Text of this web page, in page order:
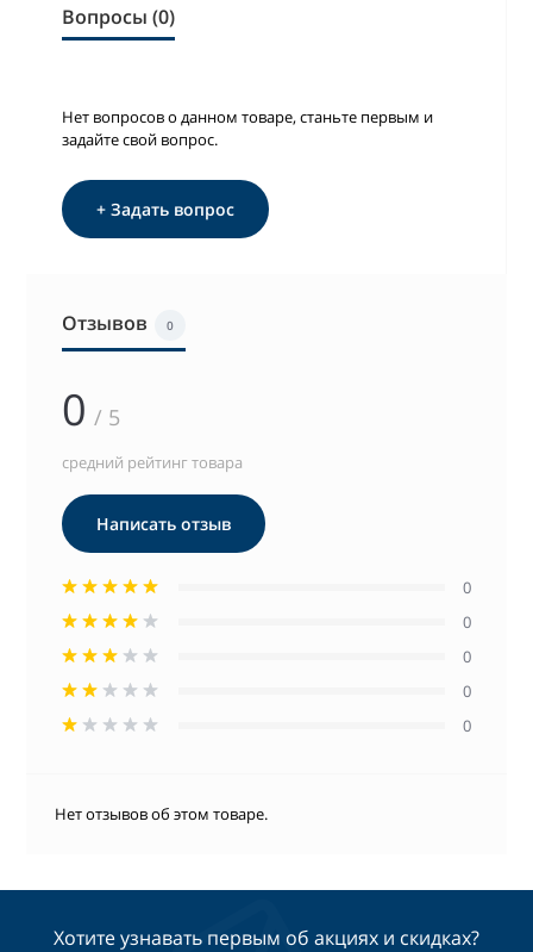
Вопросы (0)
Нет вопросов о данном товаре, станьте первым и
задайте свой вопрос.
+ Задать вопрос
Отзывов 0
0 / 5
средний рейтинг товара
Написать отзыв
0
0
0
0
0
Нет отзывов об этом товаре.
Хотите узнавать первым об акциях и скидках?